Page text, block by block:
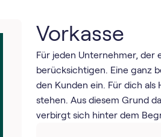
Vorkasse
Für jeden Unternehmer, der
berücksichtigen. Eine ganz
den Kunden ein. Für dich
stehen. Aus diesem Grund
verbirgt sich hinter dem